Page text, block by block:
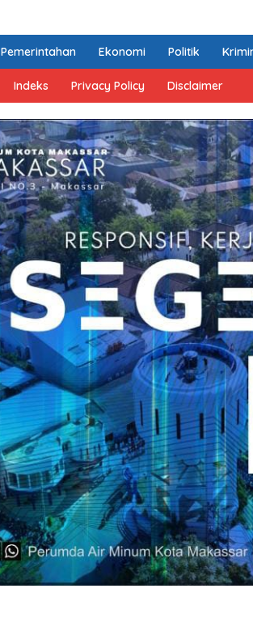
Pemerintahan Ekonomi Politik
Indeks Privacy Policy Disclaimer